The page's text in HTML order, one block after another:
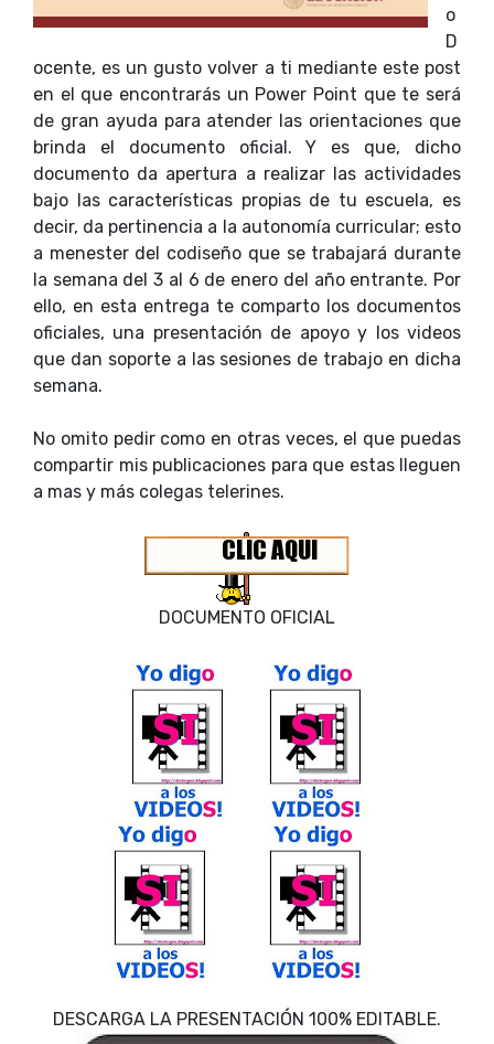
o
D
ocente, es un gusto volver a ti mediante este post
en el que encontrarás un Power Point que te será
de gran ayuda para atender las orientaciones que
brinda el documento oficial. Y es que, dicho
documento da apertura a realizar las actividades
bajo las características propias de tu escuela, es
decir, da pertinencia a la autonomía curricular; esto
a menester del codiseño que se trabajará durante
la semana del 3 al 6 de enero del año entrante. Por
ello, en esta entrega te comparto los documentos
oficiales, una presentación de apoyo y los videos
que dan soporte a las sesiones de trabajo en dicha
semana.
No omito pedir como en otras veces, el que puedas
compartir mis publicaciones para que estas lleguen
a mas y más colegas telerines.
DOCUMENTO OFICIAL
DESCARGA LA PRESENTACIÓN 100% EDITABLE.